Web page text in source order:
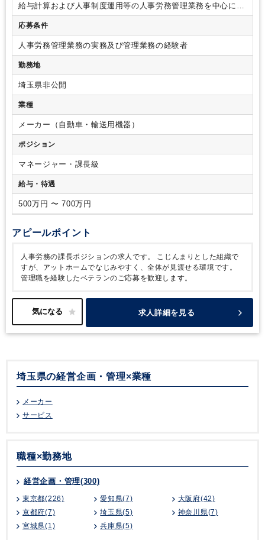
給与計算および人事制度運用等の人事労務管理業務を中心に、
庶務、法務を含む総務関連全般のマネージメント業務 ※ 特
に人事労務関連は、部下となる担当者と協力して、管理にとど
応募条件
人事労務管理業務の実務及び管理業務の経験者
勤務地
埼玉県非公開
業種
メーカー（自動車・輸送用機器）
ポジション
マネージャー・課長級
給与・待遇
500万円 〜 700万円
アピールポイント
人事労務の課長ポジションの求人です。
こじんまりとした組織で
すが、アットホームでなじみやすく、全体が見渡せる環境です。
管理職を経験したベテランのご応募を歓迎します。
求人詳細を見る
埼玉県の経営企画・管理×業種
メーカー
サービス
職種×勤務地
経営企画・管理(300)
東京都(226) 愛知県(7)
大阪府(42)
京都府(7)
埼玉県(5)
神奈川県(7)
宮城県(1)
兵庫県(5)